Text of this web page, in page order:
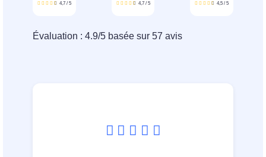
4,7/ 5 4,7/ 5 4,5 /5
Évaluation : 4.9/5 basée sur 57 avis